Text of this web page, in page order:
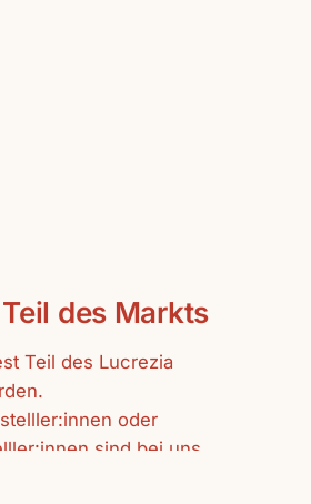
des Markts
Teil des Lucrezia
oder
sind bei uns